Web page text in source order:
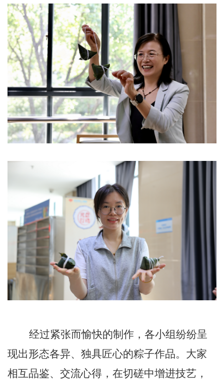
经过紧张而愉快的制作，各小组纷纷呈
现出形态各异、独具匠心的粽子作品。大家
相互品鉴、交流心得，在切磋中增进技艺，